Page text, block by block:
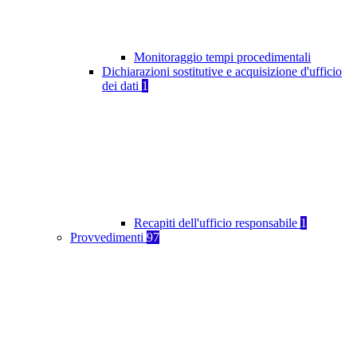
Monitoraggio tempi procedimentali
Dichiarazioni sostitutive e acquisizione d'ufficio
dei dati 1
Recapiti dell'ufficio responsabile 1
Provvedimenti 97